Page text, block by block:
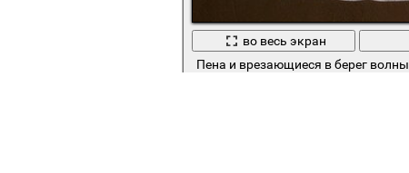
во весь экран
Пена и врезающиеся в берег волны